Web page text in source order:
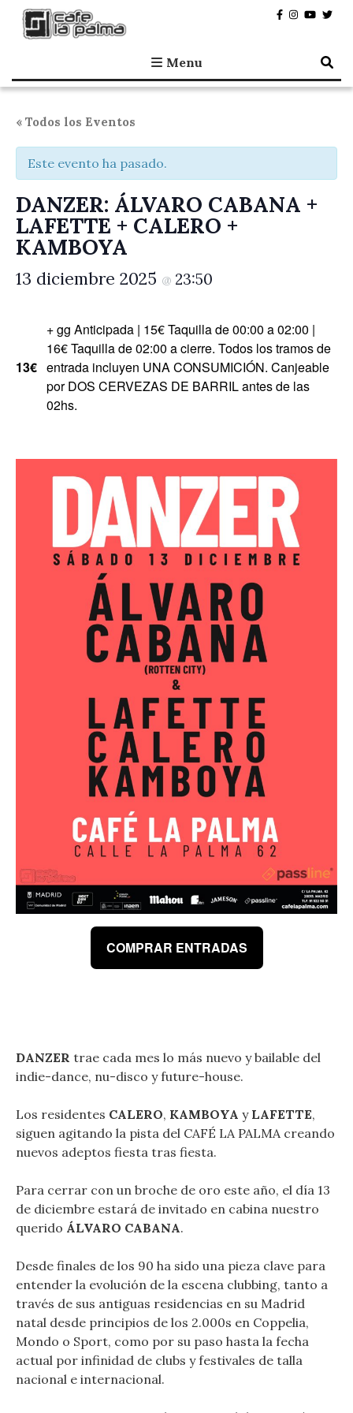
Café la Palma
Programando música en directo en Madrid, desde 1995.
Menu
« Todos los Eventos
Este evento ha pasado.
DANZER: ÁLVARO CABANA +
LAFETTE + CALERO +
KAMBOYA
13 diciembre 2025 @ 23:50
13€
+ gg Anticipada | 15€ Taquilla de 00:00 a 02:00 |
16€ Taquilla de 02:00 a cierre. Todos los tramos de
entrada incluyen UNA CONSUMICIÓN. Canjeable
por DOS CERVEZAS DE BARRIL antes de las
02hs.
COMPRAR ENTRADAS
DANZER trae cada mes lo más nuevo y bailable del
indie-dance, nu-disco y future-house.
Los residentes CALERO, KAMBOYA y LAFETTE,
siguen agitando la pista del CAFÉ LA PALMA creando
nuevos adeptos fiesta tras fiesta.
Para cerrar con un broche de oro este año, el día 13
de diciembre estará de invitado en cabina nuestro
querido ÁLVARO CABANA.
Desde finales de los 90 ha sido una pieza clave para
entender la evolución de la escena clubbing, tanto a
través de sus antiguas residencias en su Madrid
natal desde principios de los 2.000s en Coppelia,
Mondo o Sport, como por su paso hasta la fecha
actual por infinidad de clubs y festivales de talla
nacional e internacional.